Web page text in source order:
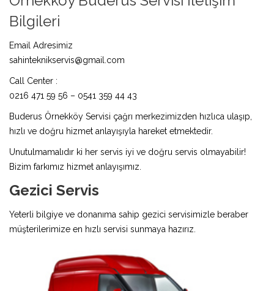
Bilgileri
Email Adresimiz
sahinteknikservis@gmail.com
Call Center :
0216 471 59 56 – 0541 359 44 43
Buderus Örnekköy Servisi çağrı merkezimizden hızlıca ulaşıp,
hızlı ve doğru hizmet anlayışıyla hareket etmektedir.
Unutulmamalıdır ki her servis iyi ve doğru servis olmayabilir!
Bizim farkımız hizmet anlayışımız.
Gezici Servis
Yeterli bilgiye ve donanıma sahip gezici servisimizle beraber
müşterilerimize en hızlı servisi sunmaya hazırız.